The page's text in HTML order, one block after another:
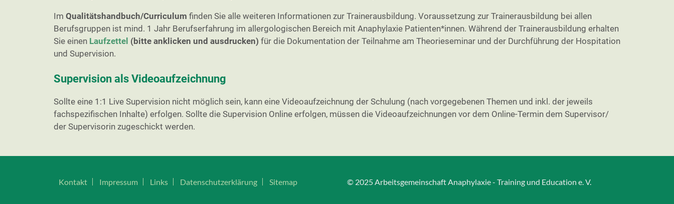
Im Qualitätshandbuch/Curriculum finden Sie alle weiteren Informationen zur Trainerausbildung. Voraussetzung zur Trainerausbildung bei allen
Berufsgruppen ist mind. 1 Jahr Berufserfahrung im allergologischen Bereich mit Anaphylaxie Patienten*innen. Während der Trainerausbildung erhalten
Sie einen Laufzettel (bitte anklicken und ausdrucken) für die Dokumentation der Teilnahme am Theorieseminar und der Durchführung der Hospitation
und Supervision.
Supervision als Videoaufzeichnung
Sollte eine 1:1 Live Supervision nicht möglich sein, kann eine Videoaufzeichnung der Schulung (nach vorgegebenen Themen und inkl. der jeweils
fachspezifischen Inhalte) erfolgen. Sollte die Supervision Online erfolgen, müssen die Videoaufzeichnungen vor dem Online-Termin dem Supervisor/
der Supervisorin zugeschickt werden.
Kontakt Impressum Links Datenschutz­erklärung Sitemap © 2025 Arbeitsgemeinschaft Anaphylaxie - Training und Education e. V.